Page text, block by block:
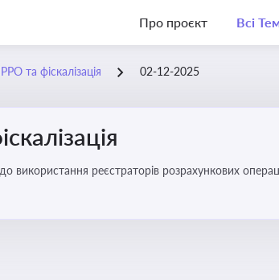
Про проєкт Всі
та фіскалізація 02-12-2025